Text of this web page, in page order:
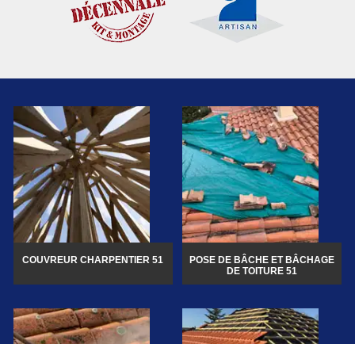
COUVREUR CHARPENTIER 51
POSE DE BÂCHE ET BÂCHAGE
DE TOITURE 51